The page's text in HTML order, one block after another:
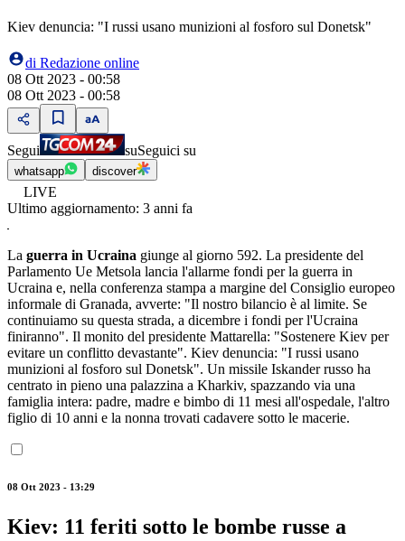
Kiev denuncia: "I russi usano munizioni al fosforo sul Donetsk"
di Redazione online
08 Ott 2023 - 00:58
08 Ott 2023 - 00:58
Segui suSeguici su
whatsapp discover
LIVE
Ultimo aggiornamento: 3 anni fa
La guerra in Ucraina giunge al giorno 592. La presidente del
Parlamento Ue Metsola lancia l'allarme fondi per la guerra in
Ucraina e, nella conferenza stampa a margine del Consiglio europeo
informale di Granada, avverte: "Il nostro bilancio è al limite. Se
continuiamo su questa strada, a dicembre i fondi per l'Ucraina
finiranno". Il monito del presidente Mattarella: "Sostenere Kiev per
evitare un conflitto devastante". Kiev denuncia: "I russi usano
munizioni al fosforo sul Donetsk". Un missile Iskander russo ha
centrato in pieno una palazzina a Kharkiv, spazzando via una
famiglia intera: padre, madre e bimbo di 11 mesi all'ospedale, l'altro
figlio di 10 anni e la nonna trovati cadavere sotto le macerie.
08 Ott 2023 - 13:29
Kiev: 11 feriti sotto le bombe russe a